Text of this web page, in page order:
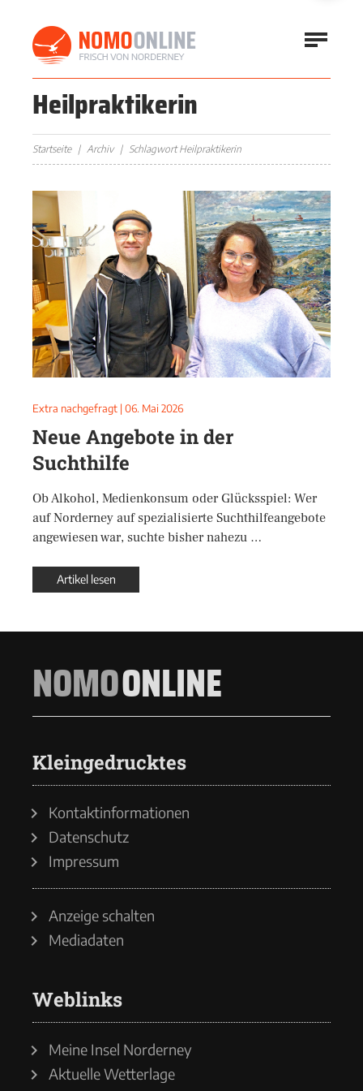
Heilpraktikerin
Startseite Archiv Schlagwort Heilpraktikerin
Extra nachgefragt | 06. Mai 2026
Neue Angebote in der
Suchthilfe
Ob Alkohol, Medienkonsum oder Glücksspiel: Wer
auf Norderney auf spezialisierte Suchthilfeangebote
angewiesen war, suchte bisher nahezu …
Artikel lesen
NOMOONLINE
Kleingedrucktes
Kontaktinformationen
Datenschutz
Impressum
Anzeige schalten
Mediadaten
Weblinks
Meine Insel Norderney
Aktuelle Wetterlage